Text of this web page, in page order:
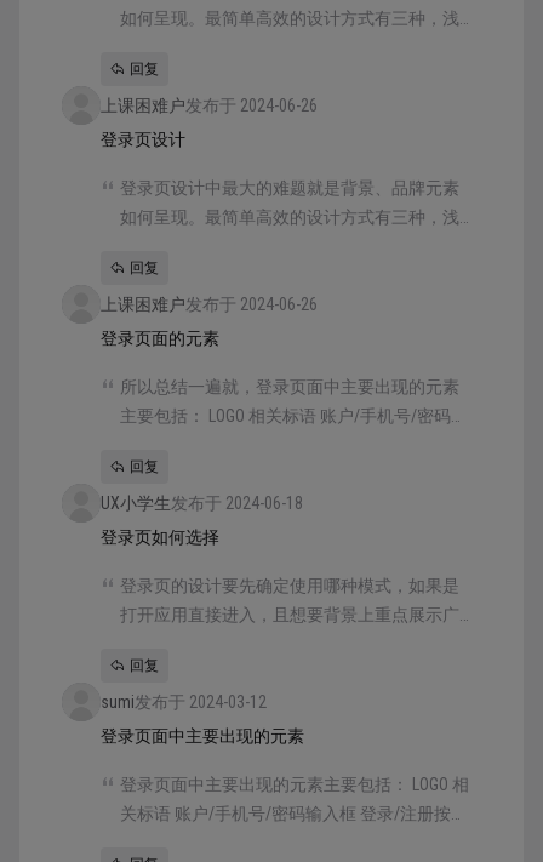
如何呈现。最简单高效的设计方式有三种，浅
回复
上课困难户发布于 2024-06-26
登录页设计
登录页设计中最大的难题就是背景、品牌元素
如何呈现。最简单高效的设计方式有三种，浅
回复
上课困难户发布于 2024-06-26
登录页面的元素
所以总结一遍就，登录页面中主要出现的元素
主要包括： LOGO 相关标语 账户/手机号/密码输
选 手机号确认提示
回复
UX小学生发布于 2024-06-18
登录页如何选择
登录页的设计要先确定使用哪种模式，如果是
打开应用直接进入，且想要背景上重点展示广
果没有那么大的重要性，或者登录页是应用用
到一半才弹出的，那么则建议使用直接输入的
模式。 通常，只有按钮的模式，应用的是上下
区域，下方是按钮。按钮的数量根据产品的需
要决定，可以只有一个登录按钮（自动识别注
回复
sumi发布于 2024-03-12
登录页面中主要出现的元素
登录页面中主要出现的元素主要包括： LOGO 相
关标语 账户/手机号/密码输入框 登录/注册按钮